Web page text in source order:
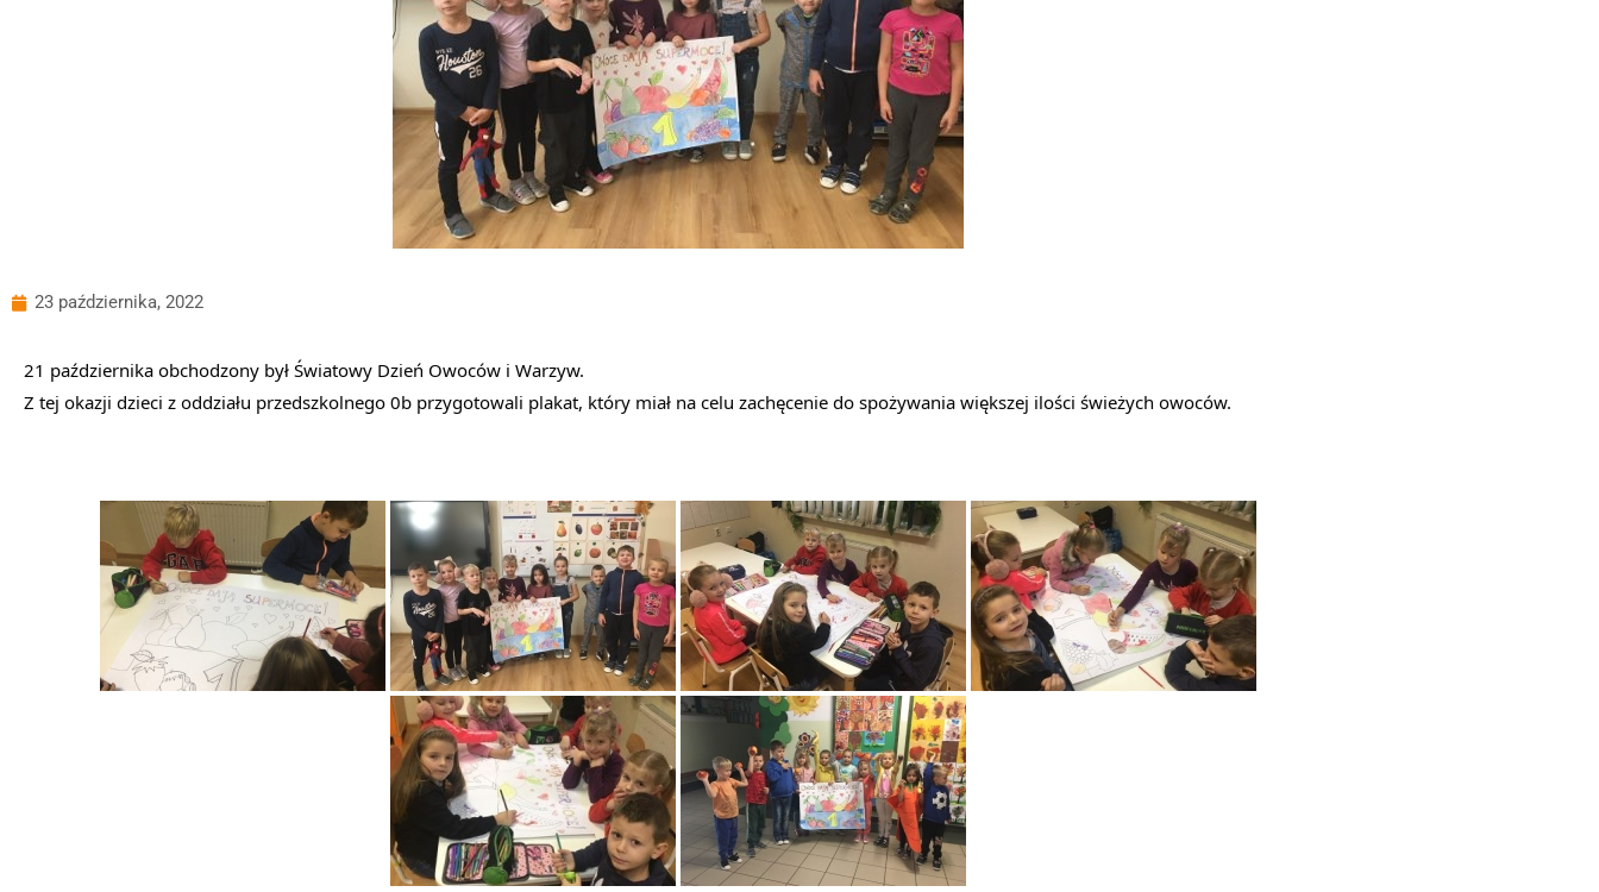
23 października, 2022
21 października obchodzony był Światowy Dzień Owoców i Warzyw.
Z tej okazji dzieci z oddziału przedszkolnego 0b przygotowali plakat, który miał na celu zachęcenie do spożywania większej ilości świeżych owoców.